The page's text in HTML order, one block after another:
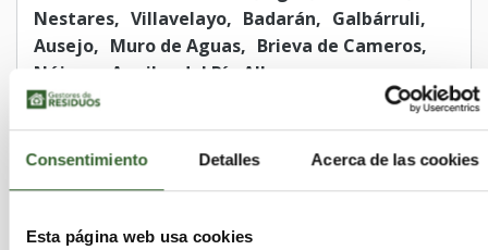
Consentimiento Detalles Acerca de las cookies
Esta página web usa cookies
Nestares
Villavelayo Badarán
Galbárruli
Ausejo
Muro de Aguas
Brieva de Cameros
Nájera
Aguilar del Río Alhama
Canillas de Río Tuerto
Villar de Arnedo (El)
Corporales
Ajamil Castroviejo
Anguiano
Cornago
Torrecilla en Cameros
Santo Domingo de la Calzada